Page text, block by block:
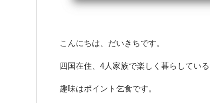
こんにちは、だいきちです。
四国在住、4人家族で楽しく暮らしてい
趣味はポイント乞食です。